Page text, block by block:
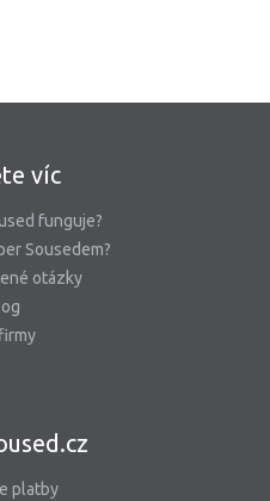
víc
funguje?
Sousedem?
otázky
platby